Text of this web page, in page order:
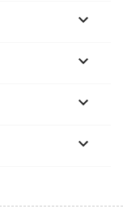



